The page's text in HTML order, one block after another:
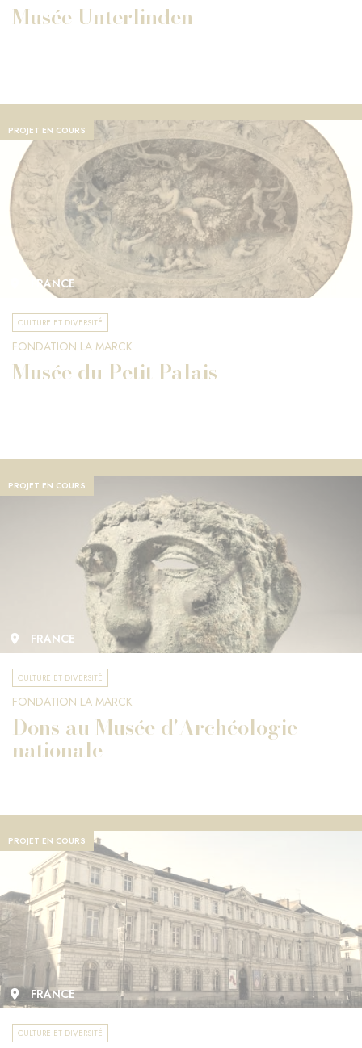
Musée Unterlinden
PROJET EN COURS
FRANCE
CULTURE ET DIVERSITÉ
FONDATION LA MARCK
Musée du Petit Palais
PROJET EN COURS
FRANCE
CULTURE ET DIVERSITÉ
FONDATION LA MARCK
Dons au Musée d'Archéologie
nationale
PROJET EN COURS
FRANCE
CULTURE ET DIVERSITÉ